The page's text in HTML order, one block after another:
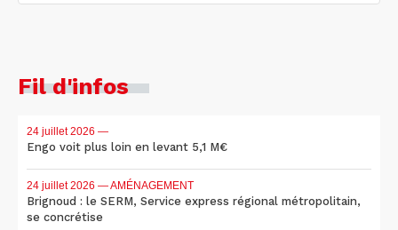
Fil d'infos
24 juillet 2026 —
Engo voit plus loin en levant 5,1 M€
24 juillet 2026 — AMÉNAGEMENT
Brignoud : le SERM, Service express régional métropolitain,
se concrétise